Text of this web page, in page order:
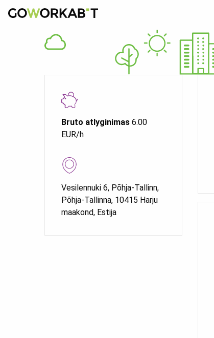
Bruto atlyginimas 6.00
EUR/h
Vesilennuki 6, Põhja-Tallinn,
Põhja-Tallinna, 10415 Harju
maakond, Estija